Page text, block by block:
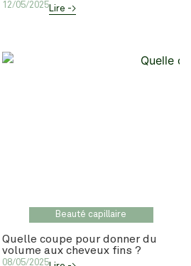
12/05/2025Lire ->
Beauté capillaire
Quelle coupe pour donner du
volume aux cheveux fins ?
08/05/2025